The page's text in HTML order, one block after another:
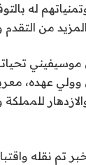
له
من التقدم
موسيفيني
عهده،
تم نقله